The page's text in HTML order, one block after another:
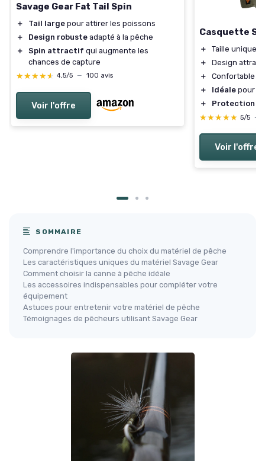
Savage Gear Fat Tail Spin
＋ Tail large pour attirer les poissons
＋
Design robuste adapté à la pêche
＋
Spin attractif qui augmente les
chances de capture
★★★★★
★★★★★ 4,5/5 — 100 avis
Voir l'offre
Casquette
＋
Taille unique
＋
Design
＋
Confortable à
＋
Idéale pour
＋
Protection
★★★★★
★★★★★ 5/5 —
Voir l'offre
SOMMAIRE
Comprendre l'importance du choix du matériel de pêche
Les caractéristiques uniques du matériel Savage Gear
Comment choisir la canne à pêche idéale
Les accessoires indispensables pour compléter votre
équipement
Astuces pour entretenir votre matériel de pêche
Témoignages de pêcheurs utilisant Savage Gear